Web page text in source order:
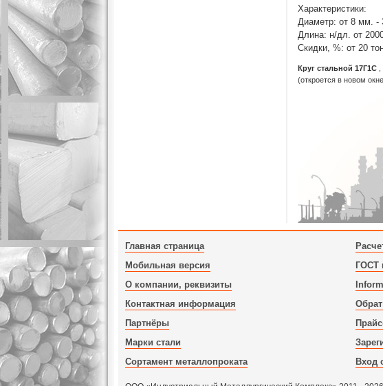
Характеристики:
Диаметр: от 8 мм. -
Длина: н/дл. от
Скидки, %: от 20
Круг стальной 17Г1С
(откроется в новом
Главная страница
Мобильная версия
О компании, реквизиты
Контактная информация
Партнёры
Марки стали
Сортамент металлопроката
ГОСТ
Вход